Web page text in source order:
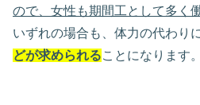
ので、女性も期間工として多く
いずれの場合も、体力の代わり
どが求められることになります。